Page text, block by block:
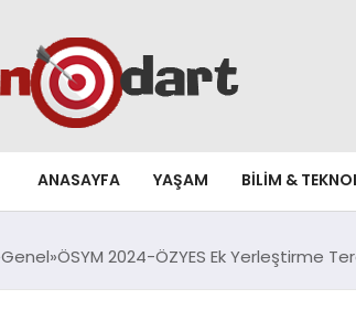
ANASAYFA YAŞAM BILIM &
Genel ÖSYM 2024-ÖZYES Ek Yerleştirme